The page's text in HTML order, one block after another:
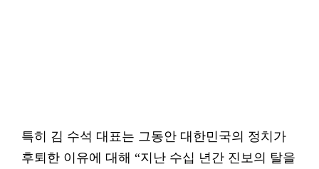
특히 김 수석 대표는 그동안 대한민국의 정치가
후퇴한 이유에 대해 “지난 수십 년간 진보의 탈을